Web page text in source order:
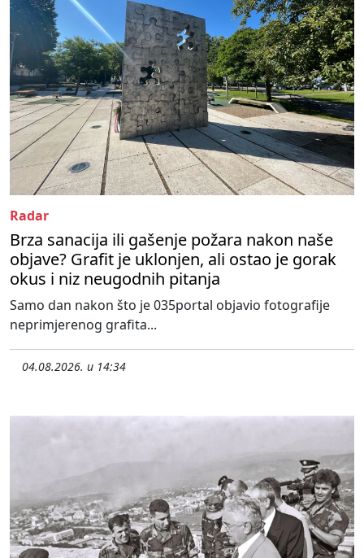
Radar
Brza sanacija ili gašenje požara nakon naše
objave? Grafit je uklonjen, ali ostao je gorak
okus i niz neugodnih pitanja
Samo dan nakon što je 035portal objavio fotografije
neprimjerenog grafita...
04.08.2026. u 14:34